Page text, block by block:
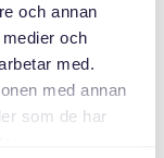
och annan
och
med.
med annan
som de har